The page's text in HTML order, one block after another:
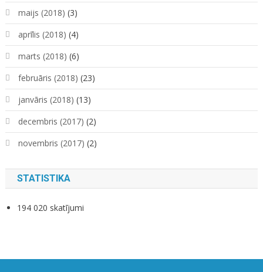
maijs (2018) (3)
aprīlis (2018) (4)
marts (2018) (6)
februāris (2018) (23)
janvāris (2018) (13)
decembris (2017) (2)
novembris (2017) (2)
STATISTIKA
194 020 skatījumi